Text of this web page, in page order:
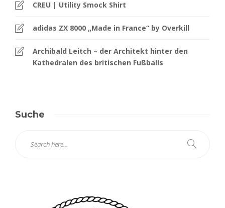
CREU | Utility Smock Shirt
adidas ZX 8000 „Made in France“ by Overkill
Archibald Leitch – der Architekt hinter den
Kathedralen des britischen Fußballs
Suche